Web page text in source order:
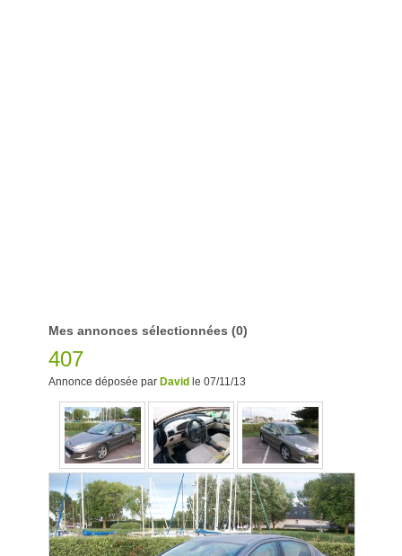
Mes annonces sélectionnées (0)
407
Annonce déposée par David le 07/11/13